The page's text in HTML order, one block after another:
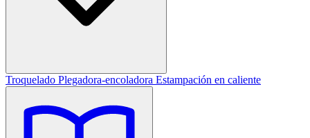
Troquelado Plegadora-encoladora Estampación en caliente